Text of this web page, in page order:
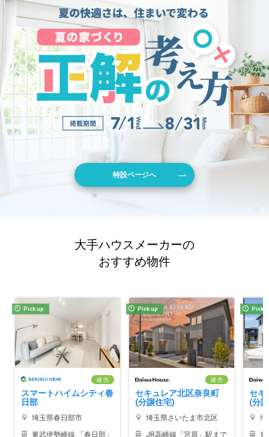
特設ページへ
大手ハウスメーカーの
おすすめ物件
Pick up
建 売
スマートハイムシティ春
日部
埼玉県春日部市
東武伊勢崎線 「春日部」
Pick up
建 売
セキュレア北区奈良町
(分譲住宅)
埼玉県さいたま市北区
JR高崎線「宮原」駅まで
Pick
セ
(分
埼
東